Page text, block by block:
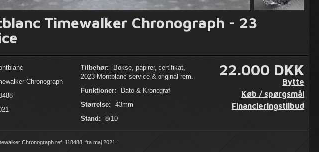
Timewalker Chronograph - 23
Chronograph
Tilbehør:
Bokse, papirer, certifikat,
2023 Montblanc service & original rem.
Funktioner:
Dato & Kronograf
Størrelse:
43mm
Stand:
8/10
22.000 DKK
Bytte
Køb / spørgsmål
Financieringstilbud
Chronograph ref. 118488, fra maj 2021.